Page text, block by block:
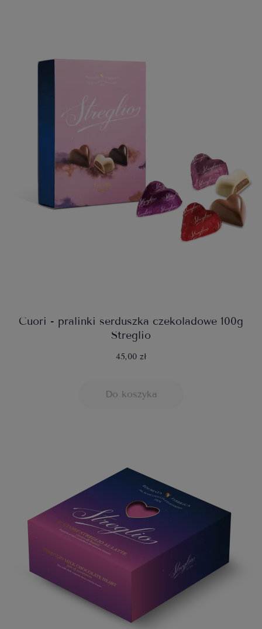
Cuori - pralinki serduszka czekoladowe 100g
Streglio
45,00 zł
Do koszyka